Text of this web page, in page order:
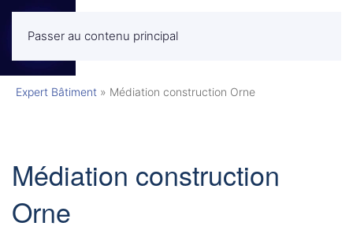
Passer au contenu principalMENU
Expert Bâtiment » Médiation construction Orne
Médiation construction
Orne